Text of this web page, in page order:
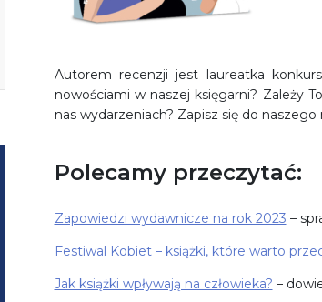
Autorem recenzji jest laureatka
nowościami w naszej księgarni? Zależy
nas wydarzeniach? Zapisz się do
Polecamy przeczytać:
Zapowiedzi wydawnicze na rok 2023 –
Festiwal Kobiet – książki, które warto
Jak książki wpływają na człowieka? –